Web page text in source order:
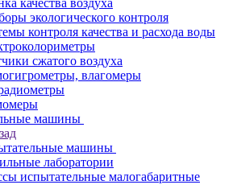
качества воздуха
экологического контроля
контроля качества и расхода воды
сжатого воздуха
влагомеры
машины
машины
лаборатории
испытательные малогабаритные